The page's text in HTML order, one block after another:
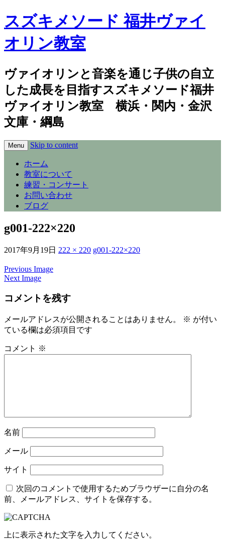
スズキメソード 福井ヴァイ
オリン教室
ヴァイオリンと音楽を通じ子供の自立
した成長を目指すスズキメソード福井
ヴァイオリン教室 横浜・関内・金沢
文庫・綱島
Menu Skip to content
ホーム
教室について
練習・コンサート
お問い合わせ
ブログ
g001-222×220
2017年9月19日 222 × 220 g001-222×220
Previous Image
Next Image
コメントを残す
メールアドレスが公開されることはありません。 ※ が付い
ている欄は必須項目です
コメント ※
名前
メール
サイト
次回のコメントで使用するためブラウザーに自分の名
前、メールアドレス、サイトを保存する。
上に表示された文字を入力してください。